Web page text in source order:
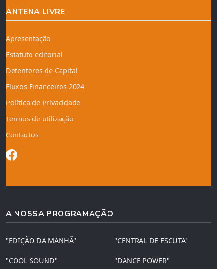
ANTENA LIVRE
Apresentação
Estatuto editorial
Detentores de Capital
Fluxos Financeiros 2024
Política de Privacidade
Termos de utilização
Contactos
A NOSSA PROGRAMAÇÃO
"EDIÇÃO DA MANHÃ" "CENTRAL DE ESCUTA"
"COOL SOUND" "DANCE POWER"